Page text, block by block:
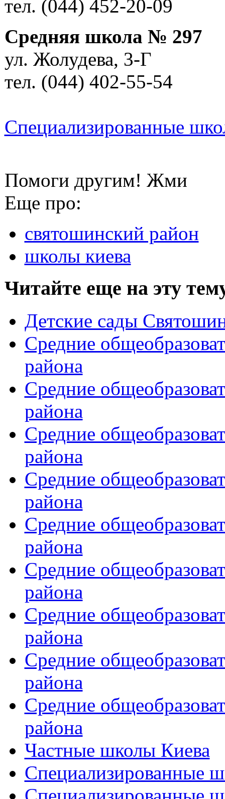
тел. (044) 452-20-09
Средняя школа № 297
ул. Жолудева, 3-Г
тел. (044) 402-55-54
Специализированные
Помоги другим! Жми
Еще про:
святошинский район
школы киева
Читайте еще на эту
Детские сады
Средние
района
Средние
района
Средние
района
Средние
района
Средние
района
Средние
района
Средние
района
Средние
района
Средние
района
Частные школы Киева
Специализированные